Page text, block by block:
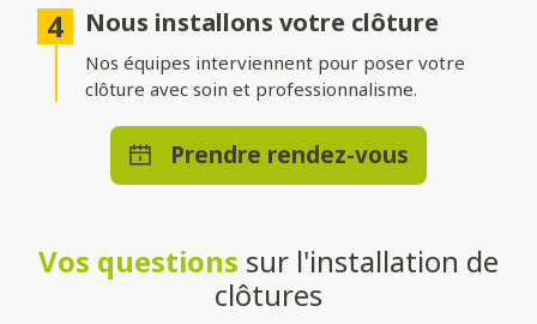
votre espace.
Brise-vue ou brise-vent: pour allier confort et esthétisme.
Une pose adaptée à votre terrain
Que vous souhaitiez une clôture posée directement au sol ou
Un large choix de teintes et de
Nous installons votre clôture
Nos équipes interviennent pour poser votre
clôture avec soin et professionnalisme.
Prendre rendez-vous
Vos questions sur l'installation de
clôtures